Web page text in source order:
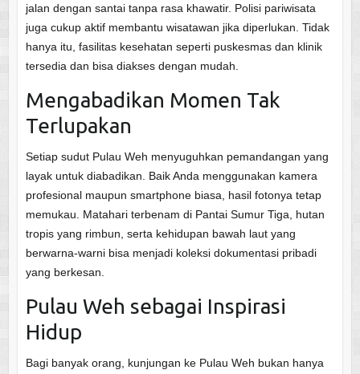
jalan dengan santai tanpa rasa khawatir. Polisi pariwisata
juga cukup aktif membantu wisatawan jika diperlukan. Tidak
hanya itu, fasilitas kesehatan seperti puskesmas dan klinik
tersedia dan bisa diakses dengan mudah.
Mengabadikan Momen Tak
Terlupakan
Setiap sudut Pulau Weh menyuguhkan pemandangan yang
layak untuk diabadikan. Baik Anda menggunakan kamera
profesional maupun smartphone biasa, hasil fotonya tetap
memukau. Matahari terbenam di Pantai Sumur Tiga, hutan
tropis yang rimbun, serta kehidupan bawah laut yang
berwarna-warni bisa menjadi koleksi dokumentasi pribadi
yang berkesan.
Pulau Weh sebagai Inspirasi
Hidup
Bagi banyak orang, kunjungan ke Pulau Weh bukan hanya